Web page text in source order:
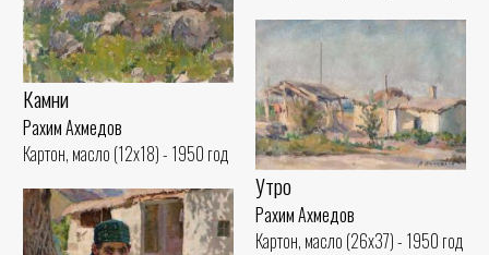
Камни
Рахим Ахмедов
Картон, масло (12x18) - 1950 год
Утро
Рахим Ахмедов
Картон, масло (26x37) - 1950 год